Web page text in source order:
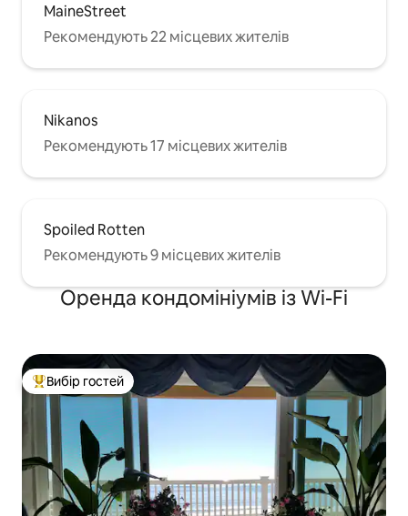
MaineStreet
Рекомендують 22 місцевих жителів
Nikanos
Рекомендують 17 місцевих жителів
Spoiled Rotten
Рекомендують 9 місцевих жителів
Оренда кондомініумів із Wi-Fi
Топ вибір гостей
Вибір гостей